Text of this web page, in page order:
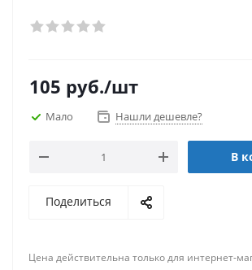
105 руб./шт
Мало Нашли дешевле?
В
Поделиться
Цена действительна только для интернет-